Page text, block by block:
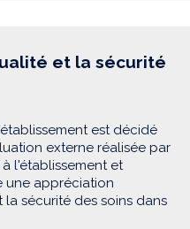
et la sécurité
est décidé
externe réalisée par
l'établissement et
une appréciation
sécurité des soins dans